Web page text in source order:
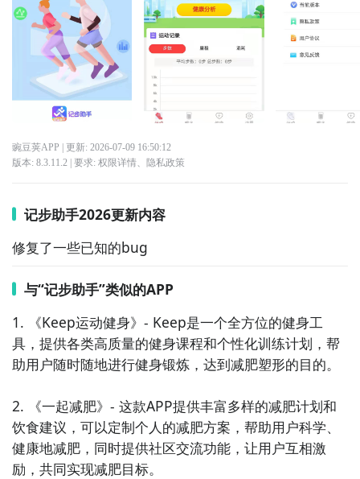
豌豆荚APP | 更新: 2026-07-09 16:50:12
版本: 8.3.11.2| 要求: 权限详情、 隐私政策
记步助手2026更新内容
修复了一些已知的bug
与“记步助手”类似的APP
1. 《Keep运动健身》- Keep是一个全方位的健身工
具，提供各类高质量的健身课程和个性化训练计划，帮
助用户随时随地进行健身锻炼，达到减肥塑形的目的。
2. 《一起减肥》- 这款APP提供丰富多样的减肥计划和
饮食建议，可以定制个人的减肥方案，帮助用户科学、
健康地减肥，同时提供社区交流功能，让用户互相激
励，共同实现减肥目标。